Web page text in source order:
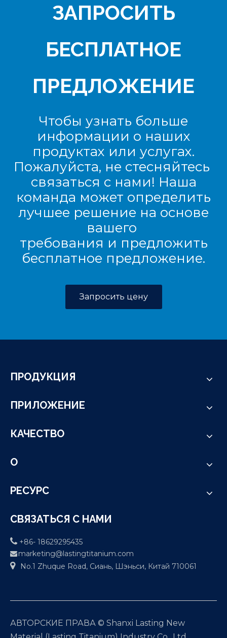
ЗАПРОСИТЬ
БЕСПЛАТНОЕ
ПРЕДЛОЖЕНИЕ
Чтобы узнать больше
информации о наших
продуктах или услугах.
Пожалуйста, не стесняйтесь
связаться с нами! Наша
команда может определить
лучшее решение на основе
вашего
требования и предложить
бесплатное предложение.
Запросить цену
ПРОДУКЦИЯ
ПРИЛОЖЕНИЕ
КАЧЕСТВО
О
РЕСУРС
СВЯЗАТЬСЯ С НАМИ
 +86- 18629295435
 marketing@lastingtitanium.com

No.1 Zhuque Road, Сиань, Шэньси, Китай 710061
АВТОРСКИЕ ПРАВА © Shanxi Lasting New